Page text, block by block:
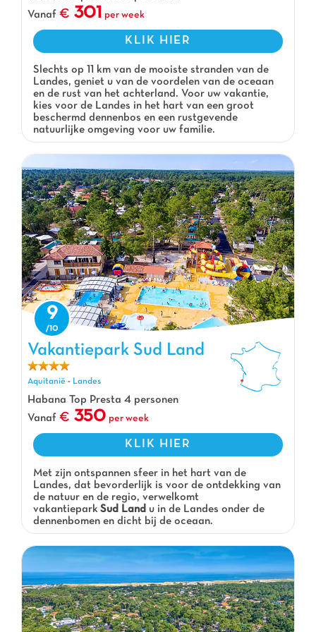
Vanaf
301 per week
KLIK HIER
Slechts op 11 km van de mooiste stranden van de
Landes, geniet u van de voordelen van de oceaan
en de rust van het achterland. Voor uw vakantie,
kies voor de Landes in het hart van een groot
beschermd dennenbos en een rustgevende
natuurlijke omgeving voor uw familie.
Vakantiepark Sud Land, Vakantiepark Aquitanië
9
Vakantiepark Sud Land
Aquitanië - Landes
Habana Top Presta 4 personen
Vanaf
350 per week
KLIK HIER
Met zijn ontspannen sfeer in het hart van de
Landes, dat bevorderlijk is voor de ontdekking van
de natuur en de regio, verwelkomt
vakantiepark Sud Land u in de Landes onder de
dennenbomen en dicht bij de oceaan.